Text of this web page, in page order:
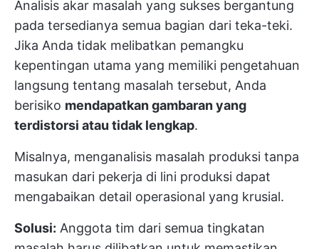
Analisis akar masalah yang sukses bergantung
pada tersedianya semua bagian dari teka-teki.
Jika Anda tidak melibatkan pemangku
kepentingan utama yang memiliki pengetahuan
langsung tentang masalah tersebut, Anda
berisiko mendapatkan gambaran yang
terdistorsi atau tidak lengkap.
Misalnya, menganalisis masalah produksi tanpa
masukan dari pekerja di lini produksi dapat
mengabaikan detail operasional yang krusial.
Solusi: Anggota tim dari semua tingkatan